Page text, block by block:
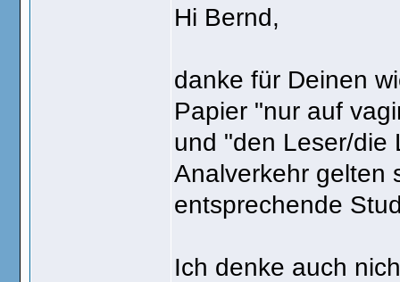
Hi Bernd,
danke für Deinen
Papier "nur auf
und "den Leser/die
Analverkehr gelten
entsprechende
Ich denke auch